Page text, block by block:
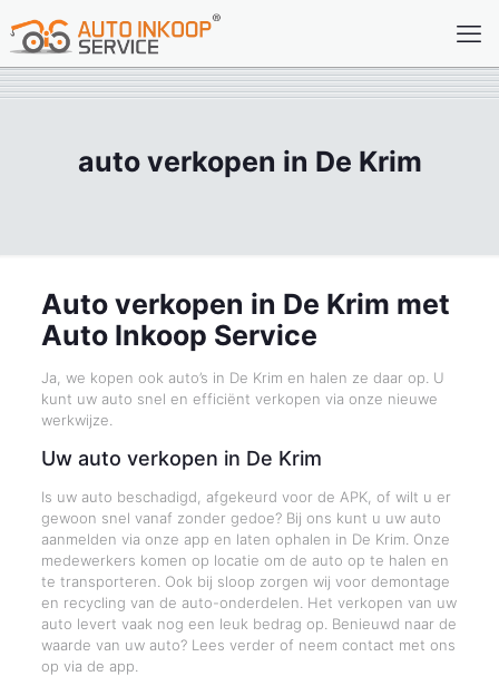
auto verkopen in De Krim
Auto verkopen in De Krim met
Auto Inkoop Service
Ja, we kopen ook auto’s in De Krim en halen ze daar op. U
kunt uw auto snel en efficiënt verkopen via onze nieuwe
werkwijze.
Uw auto verkopen in De Krim
Is uw auto beschadigd, afgekeurd voor de APK, of wilt u er
gewoon snel vanaf zonder gedoe? Bij ons kunt u uw auto
aanmelden via onze app en laten ophalen in De Krim. Onze
medewerkers komen op locatie om de auto op te halen en
te transporteren. Ook bij sloop zorgen wij voor demontage
en recycling van de auto-onderdelen. Het verkopen van uw
auto levert vaak nog een leuk bedrag op. Benieuwd naar de
waarde van uw auto? Lees verder of neem contact met ons
op via de app.